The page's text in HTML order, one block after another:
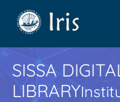
SISSA
LIBRARY